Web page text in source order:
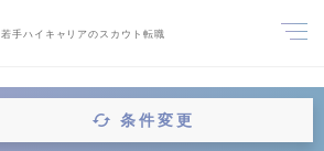
若手ハイキャリアのスカウト転職
条件変更